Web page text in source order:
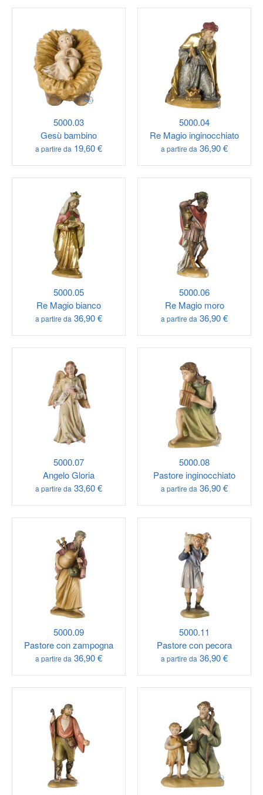
5000.03
Gesù bambino
a partire da 19,60 €
5000.04
Re Magio inginocchiato
a partire da 36,90 €
5000.05
Re Magio bianco
a partire da 36,90 €
5000.06
Re Magio moro
a partire da 36,90 €
5000.07
Angelo Gloria
a partire da 33,60 €
5000.08
Pastore inginocchiato
a partire da 36,90 €
5000.09
Pastore con zampogna
a partire da 36,90 €
5000.11
Pastore con pecora
a partire da 36,90 €